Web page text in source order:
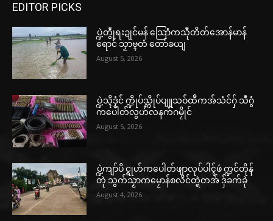
EDITOR PICKS
ပ္ဍဲတွဵုရးဍုင်မန် သြောံကသီုတိတ်အောန်မာန်
ရောင် သၟာဗ္ၚတံ တော်ခယျ
August 5, 2026
ပ္ဍဲသ္ၚိဒၟံင် က္ဍိုပ်သ္ကိုပ်ပျူသဝ်ထဳကအ်သံင်ဂှ် သီဂွံ
ကပေါတ်လွဟ်လနက်ဂမၠိုင်
August 5, 2026
ပ္ဍဲကျာ်ပိ င္ရုဟ်ကပေါတ်ဖျာလုပ်ပါၚ်ဖဴ က္ဍင်တိုန်
တုဲ သွက်သၟာကမၠောန်စလိင်တ္ရဲတအ် ဒှ်ခက်ခုဲ
August 4, 2026